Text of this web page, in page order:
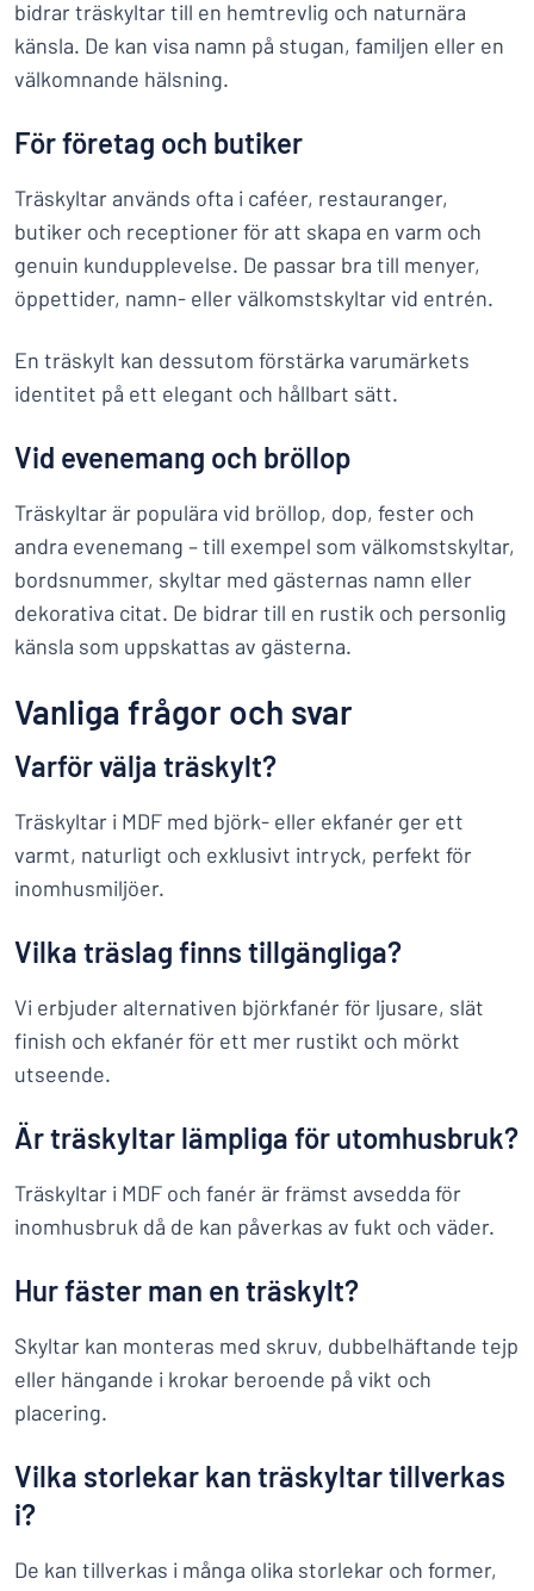
bidrar träskyltar till en hemtrevlig och naturnära
känsla. De kan visa namn på stugan, familjen eller en
välkomnande hälsning.
För företag och butiker
Träskyltar används ofta i caféer, restauranger,
butiker och receptioner för att skapa en varm och
genuin kundupplevelse. De passar bra till menyer,
öppettider, namn- eller välkomstskyltar vid entrén.
En träskylt kan dessutom förstärka varumärkets
identitet på ett elegant och hållbart sätt.
Vid evenemang och bröllop
Träskyltar är populära vid bröllop, dop, fester och
andra evenemang – till exempel som välkomstskyltar,
bordsnummer, skyltar med gästernas namn eller
dekorativa citat. De bidrar till en rustik och personlig
känsla som uppskattas av gästerna.
Vanliga frågor och svar
Varför välja träskylt?
Träskyltar i MDF med björk- eller ekfanér ger ett
varmt, naturligt och exklusivt intryck, perfekt för
inomhusmiljöer.
Vilka träslag finns tillgängliga?
Vi erbjuder alternativen björkfanér för ljusare, slät
finish och ekfanér för ett mer rustikt och mörkt
utseende.
Är träskyltar lämpliga för utomhusbruk?
Träskyltar i MDF och fanér är främst avsedda för
inomhusbruk då de kan påverkas av fukt och väder.
Hur fäster man en träskylt?
Skyltar kan monteras med skruv, dubbelhäftande tejp
eller hängande i krokar beroende på vikt och
placering.
Vilka storlekar kan träskyltar tillverkas
i?
De kan tillverkas i många olika storlekar och former,